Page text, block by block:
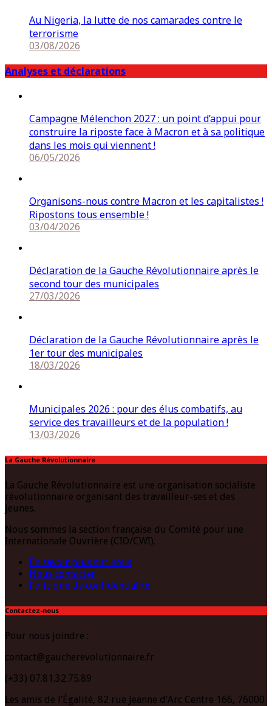
Au Nigeria, la lutte de nos camarades contre le
terrorisme
03/08/2026
Analyses et déclarations
Campagne Mélenchon 2027 : un point d’appui pour
construire la riposte face à Macron et à sa politique
dans les mois qui viennent !
06/05/2026
Organisons-nous contre Macron et les capitalistes !
Ripostons tous ensemble !
03/04/2026
Déclaration de la Gauche Révolutionnaire après le
second tour des municipales
27/03/2026
Déclaration de la Gauche Révolutionnaire après le
1er tour des municipales
18/03/2026
Municipales 2026 : pour des élus combatifs, au
service des travailleurs et de la population !
13/03/2026
La Gauche Révolutionnaire
La Gauche Révolutionnaire est une organisation socialiste
révolutionnaire organisant des travailleur-ses et des
jeunes.
Nous sommes la section française du Comité pour une
Internationale Ouvrière (CIO/CWI).
En savoir plus sur nous
Nous contacter
Politique de confidentialité
Contactez-nous
Pour nous joindre :
contact@gaucherevolutionnaire.fr
(+33) 07.81.32.75.89
Les amis de l’Égalité, 82 rue Jeanne d’Arc Centre 166, 76000